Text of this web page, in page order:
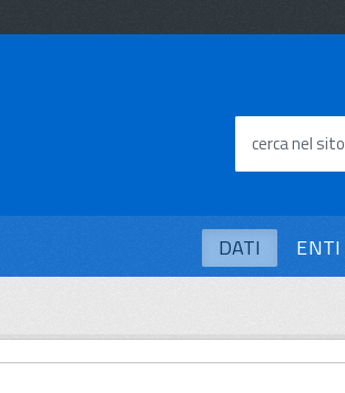
cerca nel sito
DATI ENTI